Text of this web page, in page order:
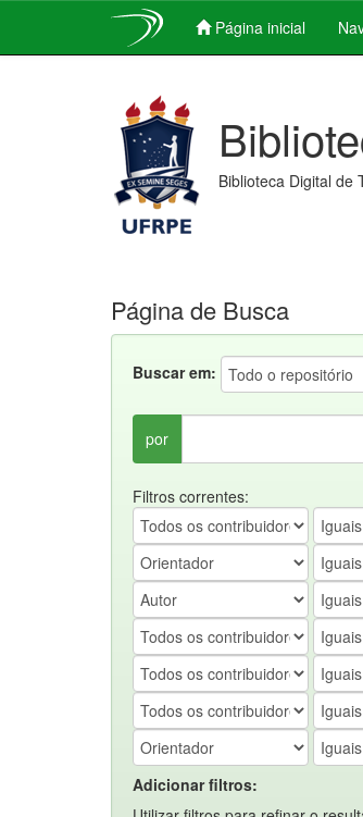
Página inicial
Biblioteca Digital de
Página de Busca
Buscar em:
por
Filtros correntes:
Adicionar filtros: